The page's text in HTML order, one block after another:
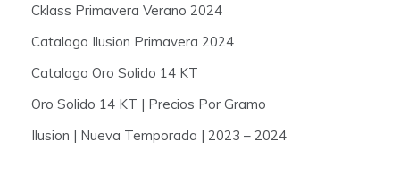
Cklass Primavera Verano 2024
Catalogo Ilusion Primavera 2024
Catalogo Oro Solido 14 KT
Oro Solido 14 KT | Precios Por Gramo
Ilusion | Nueva Temporada | 2023 – 2024